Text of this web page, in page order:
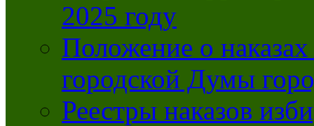
2025 году
Положение о
городской Думы
Реестры наказов